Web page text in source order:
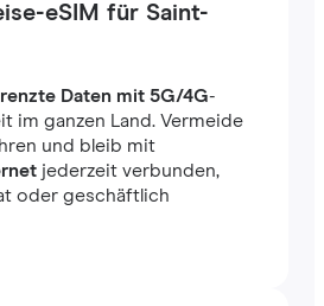
eSIM für Saint-
Daten mit 5G/4G-
im ganzen Land. Vermeide
und bleib mit
jederzeit verbunden,
oder geschäftlich